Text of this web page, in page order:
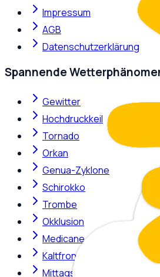
Impressum
AGB
Datenschutzerklärung
Spannende
Gewitter
Hochdruckkeil
Tornado
Orkan
Genua-Zyklone
Schirokko
Trombe
Okklusion
Medicane
Kaltfront
Mittagshitze